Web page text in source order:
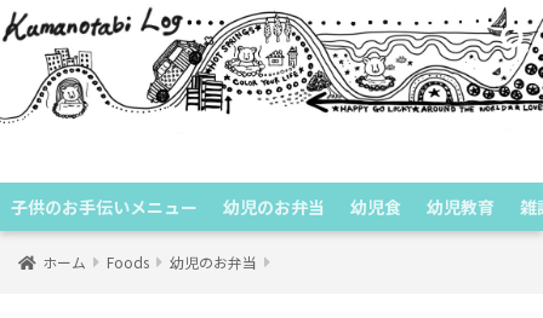
子供のお手伝いメニュー 幼児のお弁当 幼児食 幼児教育 雑
ホーム Foods 幼児のお弁当